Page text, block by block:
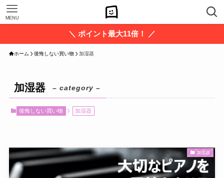
MENU
＼ ポイント最大11倍！ ／
ホーム 後悔しない買い物 加湿器
加湿器 – category –
後悔しない買い物 加湿器
加湿器